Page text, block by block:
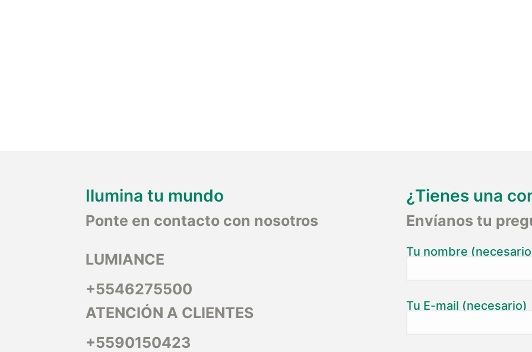
Ilumina tu mundo
Ponte en contacto con nosotros
LUMIANCE
+5546275500
ATENCIÓN A CLIENTES
+5590150423
¿Tienes una
Envíanos tu
Tu nombre
Tu E-mail (necesario)